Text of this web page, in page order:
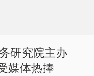
媒体热捧